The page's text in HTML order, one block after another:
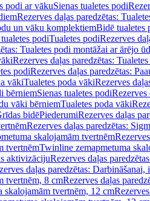
podi ar vākuSienas tualetes podi
Rezerves daļas paredzētas:
un vāku komplektiemBidē tualetes
podiTualetes podiRezerves
Tualetes podi montāžai ar ārējo
Rezerves daļas paredzētas:
podiRezerves daļas paredzētas:
vākiTualetes poda vākiRezerves
bērniemSienas tualetes podiRezerves
vāki bērniemTualetes poda vāki
bidēPiederumiRezerves daļas
Rezerves daļas paredzētas:
skalojamām tvertnēm
tvertnēmTwinline zemapmetuma
aktivizācijuRezerves daļas
daļas paredzētas:
tvertnēm, 8 cmRezerves daļas
skalojamām tvertnēm, 12 cm